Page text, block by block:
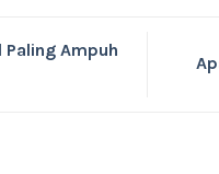
Ampuh